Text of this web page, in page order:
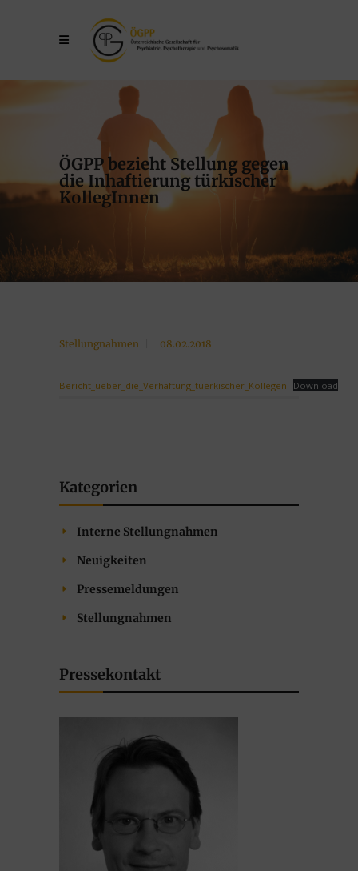
ÖGPP bezieht Stellung gegen
die Inhaftierung türkischer
KollegInnen
Stellungnahmen 08.02.2018
Bericht_ueber_die_Verhaftung_tuerkischer_Kollegen Download
Kategorien
Interne Stellungnahmen
Neuigkeiten
Pressemeldungen
Stellungnahmen
Pressekontakt